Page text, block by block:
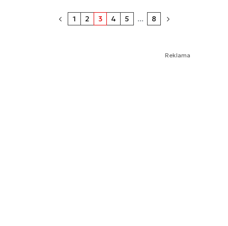
1 2 3 4 5 ... 8
Reklama